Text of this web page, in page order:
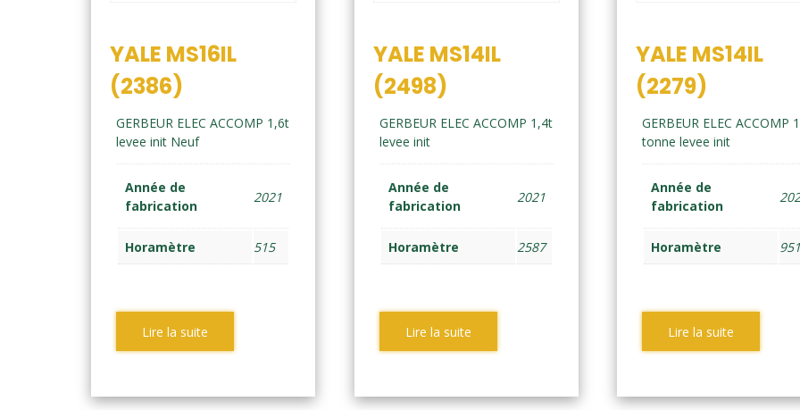
YALE MS16IL
(2386)
GERBEUR ELEC ACCOMP 1,6t
levee init Neuf
Année de
fabrication
2021
Horamètre 515
Lire la suite
YALE MS14IL
(2498)
GERBEUR ELEC ACCOMP 1,4t
levee init
Année de
fabrication
2021
Horamètre 2587
Lire la suite
YALE MS14IL
(2279)
GERBEUR ELEC ACCOMP
tonne levee init
Année de
fabrication
Horamètre 951
Lire la suite